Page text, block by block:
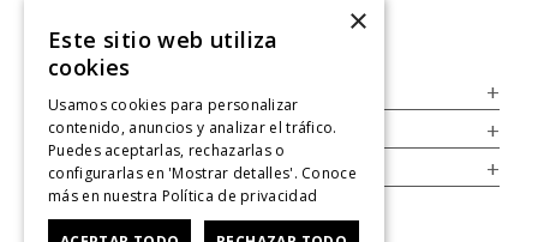
+
Legal +
Cuenta +
×
Este sitio web utiliza
cookies
Usamos cookies para personalizar
contenido, anuncios y analizar el tráfico.
Puedes aceptarlas, rechazarlas o
configurarlas en 'Mostrar detalles'. Conoce
más en nuestra Política de privacidad